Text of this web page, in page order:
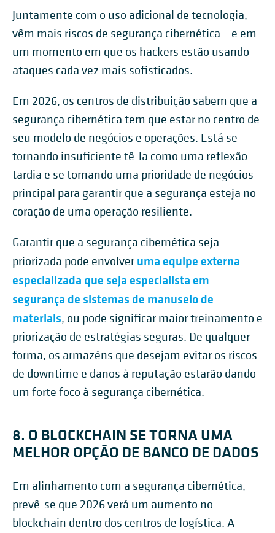
Juntamente com o uso adicional de tecnologia,
vêm mais riscos de segurança cibernética – e em
um momento em que os hackers estão usando
ataques cada vez mais sofisticados.
Em 2026, os centros de distribuição sabem que a
segurança cibernética tem que estar no centro de
seu modelo de negócios e operações. Está se
tornando insuficiente tê-la como uma reflexão
tardia e se tornando uma prioridade de negócios
principal para garantir que a segurança esteja no
coração de uma operação resiliente.
Garantir que a segurança cibernética seja
priorizada pode envolver uma equipe externa
especializada que seja especialista em
segurança de sistemas de manuseio de
materiais, ou pode significar maior treinamento e
priorização de estratégias seguras. De qualquer
forma, os armazéns que desejam evitar os riscos
de downtime e danos à reputação estarão dando
um forte foco à segurança cibernética.
8. O BLOCKCHAIN SE TORNA UMA
MELHOR OPÇÃO DE BANCO DE DADOS
Em alinhamento com a segurança cibernética,
prevê-se que 2026 verá um aumento no
blockchain dentro dos centros de logística. A